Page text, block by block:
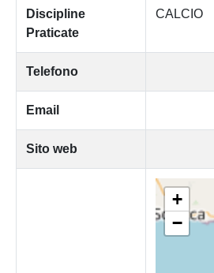
Discipline
Praticate
CALCIO
Telefono
Email
Sito web
+
−